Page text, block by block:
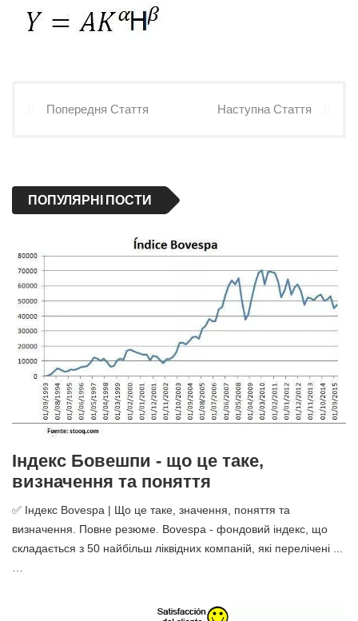
Попередня Стаття Наступна Стаття
ПОПУЛЯРНІ ПОСТИ
Індекс Бовешпи - що це таке,
визначення та поняття
✅ Індекс Bovespa | Що це таке, значення, поняття та
визначення. Повне резюме. Bovespa - фондовий індекс, що
складається з 50 найбільш ліквідних компаній, які перелічені ...